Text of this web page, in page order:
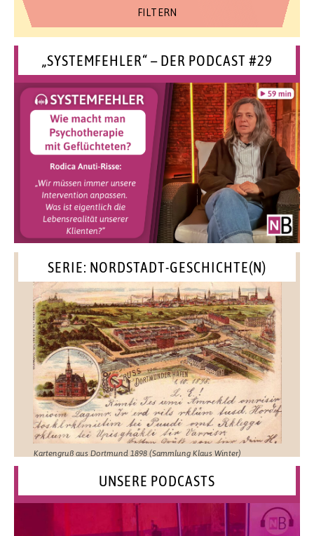
„SYSTEMFEHLER“ – DER PODCAST #29
SERIE: NORDSTADT-GESCHICHTE(N)
Kartengruß aus Dortmund 1898 (Sammlung Klaus Winter)
UNSERE PODCASTS